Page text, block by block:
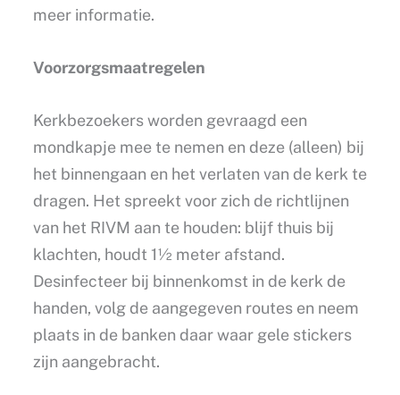
meer informatie.
Voorzorgsmaatregelen
Kerkbezoekers worden gevraagd een
mondkapje mee te nemen en deze (alleen) bij
het binnengaan en het verlaten van de kerk te
dragen. Het spreekt voor zich de richtlijnen
van het RIVM aan te houden: blijf thuis bij
klachten, houdt 1½ meter afstand.
Desinfecteer bij binnenkomst in de kerk de
handen, volg de aangegeven routes en neem
plaats in de banken daar waar gele stickers
zijn aangebracht.